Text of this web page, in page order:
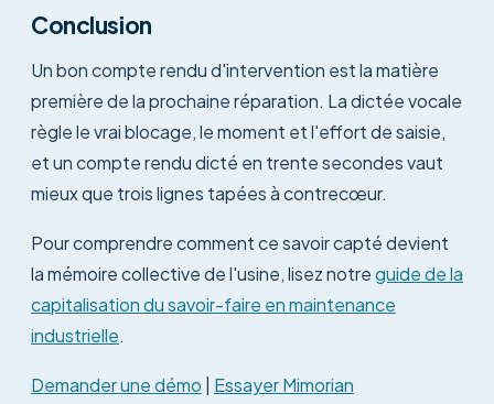
Conclusion
Un bon compte rendu d'intervention est la matière
première de la prochaine réparation. La dictée vocale
règle le vrai blocage, le moment et l'effort de saisie,
et un compte rendu dicté en trente secondes vaut
mieux que trois lignes tapées à contrecœur.
Pour comprendre comment ce savoir capté devient
la mémoire collective de l'usine, lisez notreguide de la
capitalisation du savoir-faire en maintenance
industrielle.
Demander une démo Essayer Mimorian